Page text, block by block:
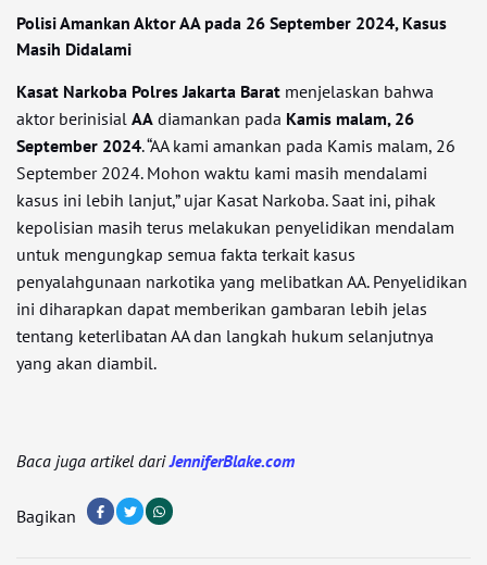
Polisi Amankan Aktor AA pada 26 September 2024, Kasus
Masih Didalami
Kasat Narkoba Polres Jakarta Barat menjelaskan bahwa
aktor berinisial AA diamankan pada Kamis malam, 26
September 2024. “AA kami amankan pada Kamis malam, 26
September 2024. Mohon waktu kami masih mendalami
kasus ini lebih lanjut,” ujar Kasat Narkoba. Saat ini, pihak
kepolisian masih terus melakukan penyelidikan mendalam
untuk mengungkap semua fakta terkait kasus
penyalahgunaan narkotika yang melibatkan AA. Penyelidikan
ini diharapkan dapat memberikan gambaran lebih jelas
tentang keterlibatan AA dan langkah hukum selanjutnya
yang akan diambil.
Baca juga artikel dariJenniferBlake.com
Bagikan